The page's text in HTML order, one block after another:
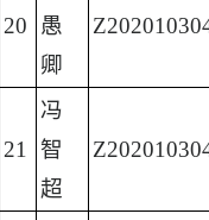
20
愚
卿
21
冯
智
超